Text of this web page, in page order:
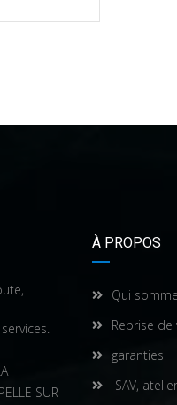
SUR
À PROPOS
Qui
Reprise de
garanties
SAV,